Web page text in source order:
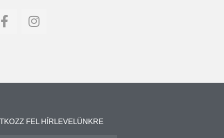
FEL HÍRLEVELÜNKRE